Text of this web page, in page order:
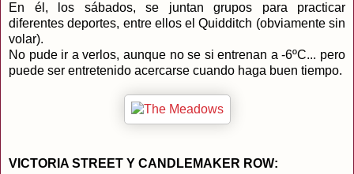
En él, los sábados, se juntan grupos para practicar
diferentes deportes, entre ellos el Quidditch (obviamente sin
volar).
No pude ir a verlos, aunque no se si entrenan a -6ºC... pero
puede ser entretenido acercarse cuando haga buen tiempo.
VICTORIA STREET Y CANDLEMAKER ROW: